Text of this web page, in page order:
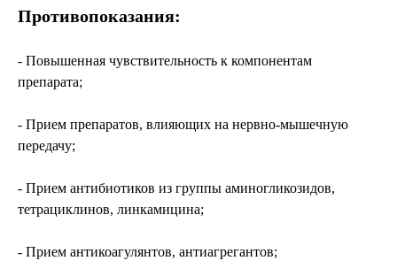
Противопоказания:
- Повышенная чувствительность к компонентам
препарата;
- Прием препаратов, влияющих на нервно-мышечную
передачу;
- Прием антибиотиков из группы аминогликозидов,
тетрациклинов, линкамицина;
- Прием антикоагулянтов, антиагрегантов;